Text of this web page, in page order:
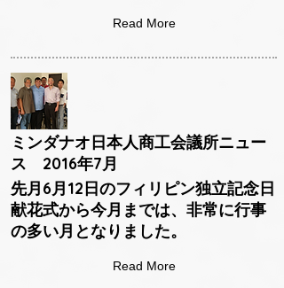
Read More
ミンダナオ日本人商工会議所ニュー
ス 2016年7月
先月6月12日のフィリピン独立記念日
献花式から今月までは、非常に行事
の多い月となりました。
Read More